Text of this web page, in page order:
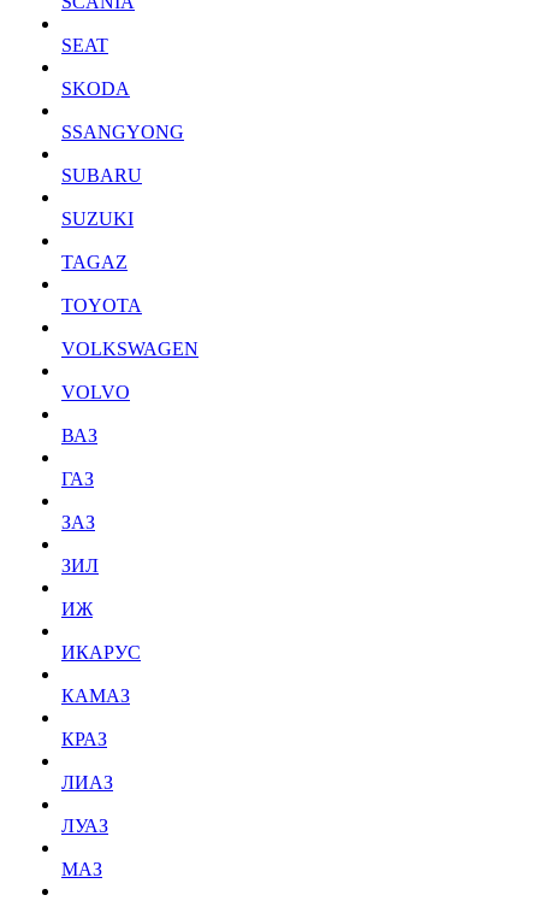
SEAT
SKODA
SSANGYONG
SUBARU
SUZUKI
TAGAZ
TOYOTA
VOLKSWAGEN
VOLVO
ВАЗ
ГАЗ
ЗАЗ
ЗИЛ
ИЖ
ИКАРУС
КАМАЗ
КРАЗ
ЛИАЗ
ЛУАЗ
МАЗ